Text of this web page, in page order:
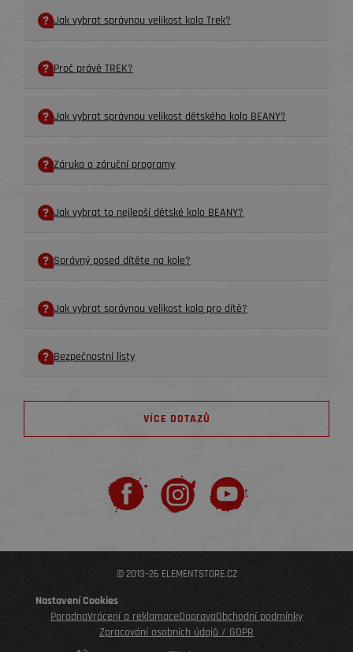
Jak vybrat správnou velikost kola Trek?
Proč právě TREK?
Jak vybrat správnou velikost dětského kola BEANY?
Záruka a záruční programy
Jak vybrat to nejlepší dětské kolo BEANY?
Správný posed dítěte na kole?
Jak vybrat správnou velikost kola pro dítě?
Bezpečnostní listy
VÍCE DOTAZŮ
© 2013–26 ELEMENTSTORE.CZ
Nastavení Cookies
PoradnaVrácení a reklamaceDopravaObchodní podmínky
Zpracování osobních údajů / GDPR